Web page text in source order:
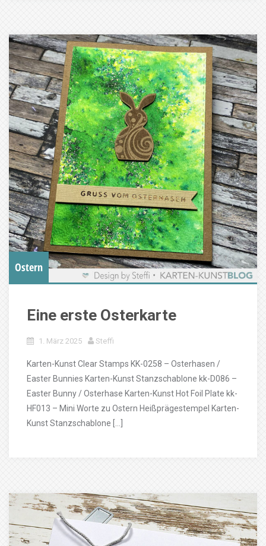
Ostern
Eine erste Osterkarte
1. März 2025 Steffi
Karten-Kunst Clear Stamps KK-0258 – Osterhasen /
Easter Bunnies Karten-Kunst Stanzschablone kk-D086 –
Easter Bunny / Osterhase Karten-Kunst Hot Foil Plate kk-
HF013 – Mini Worte zu Ostern Heißprägestempel Karten-
Kunst Stanzschablone […]